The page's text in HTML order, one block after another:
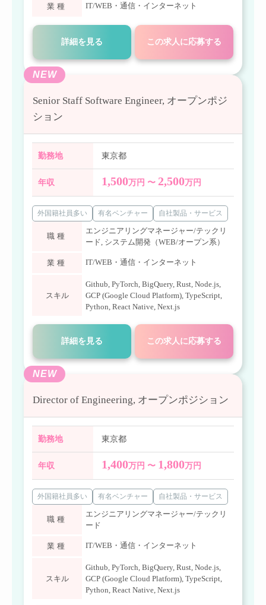
業種 IT/WEB・通信・インターネット
詳細を見る この求人に応募する
NEW
Senior Staff Software Engineer, オープンポジ
ション
勤務地 東京都
年収 1,500万円 〜 2,500万円
外国籍社員多い 有名ベンチャー 自社製品・サービス
職種
エンジニアリングマネージャー/テックリ
ード, システム開発（WEB/オープン系）
業種 IT/WEB・通信・インターネット
スキル
Github, PyTorch, BigQuery, Rust, Node.js,
GCP (Google Cloud Platform), TypeScript,
Python, React Native, Next.js
詳細を見る この求人に応募する
NEW
Director of Engineering, オープンポジション
勤務地 東京都
年収 1,400万円 〜 1,800万円
外国籍社員多い 有名ベンチャー 自社製品・サービス
職種
エンジニアリングマネージャー/テックリ
ード
業種 IT/WEB・通信・インターネット
スキル
Github, PyTorch, BigQuery, Rust, Node.js,
GCP (Google Cloud Platform), TypeScript,
Python, React Native, Next.js